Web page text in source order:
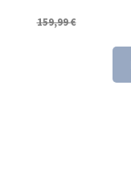
159,99€